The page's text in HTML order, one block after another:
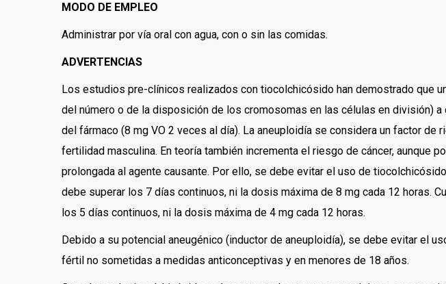
MODO DE EMPLEO
Administrar por vía oral con agua, con o sin las comidas.
ADVERTENCIAS
Los estudios pre-clínicos realizados con tiocolchicósido han demostrado que
del número o de la disposición de los cromosomas en las células en división)
del fármaco (8 mg VO 2 veces al día). La aneuploidía se considera un factor
fertilidad masculina. En teoría también incrementa el riesgo de cáncer,
prolongada al agente causante. Por ello, se debe evitar el uso de
debe superar los 7 días continuos, ni la dosis máxima de 8 mg cada 12 horas.
los 5 días continuos, ni la dosis máxima de 4 mg cada 12 horas.
Debido a su potencial aneugénico (inductor de aneuploidía), se debe evitar el
fértil no sometidas a medidas anticonceptivas y en menores de 18 años.